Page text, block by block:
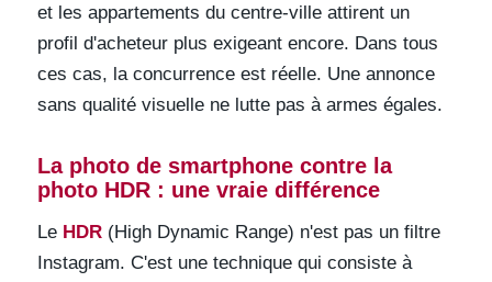
et les appartements du centre-ville attirent un
profil d'acheteur plus exigeant encore. Dans tous
ces cas, la concurrence est réelle. Une annonce
sans qualité visuelle ne lutte pas à armes égales.
La photo de smartphone contre la
photo HDR : une vraie différence
Le HDR(High Dynamic Range) n'est pas un filtre
Instagram. C'est une technique qui consiste à